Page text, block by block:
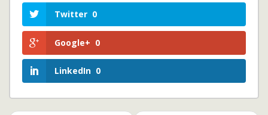
Twitter 0
Google+ 0
LinkedIn 0